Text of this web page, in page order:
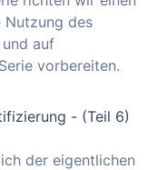
Nutzung des
auf
vorbereiten.
- (Teil 6)
der eigentlichen